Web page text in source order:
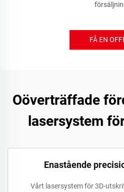
FÅ EN
Oöverträffade
lasersystem
Enastående
Vårt lasersystem för 3D-